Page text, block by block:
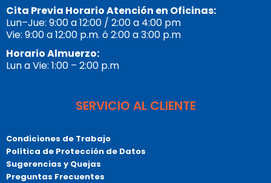
Cita Previa Horario Atención en Oficinas:
Lun–Jue: 9:00 a 12:00 / 2:00 a 4:00 pm
Vie: 9:00 a 12:00 p.m. ó 2:00 a 3:00 p.m
Horario Almuerzo:
Lun a Vie: 1:00 – 2:00 p.m
SERVICIO AL CLIENTE
Condiciones de Trabajo
Política de Protección de Datos
Sugerencias y Quejas
Preguntas Frecuentes